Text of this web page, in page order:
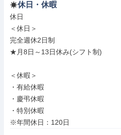
休日・休暇
休日
＜休日＞
完全週休2日制
★月8日～13日休み(シフト制)
＜休暇＞
・有給休暇
・慶弔休暇
・特別休暇
※年間休日：120日